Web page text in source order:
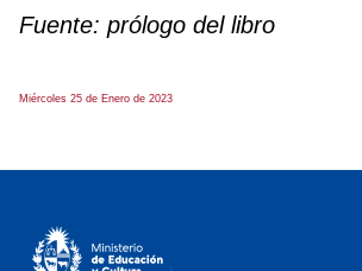
Fuente: prólogo del libro
Miércoles 25 de Enero de 2023